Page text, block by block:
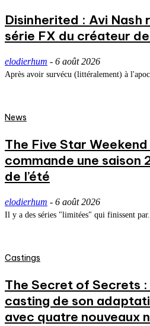
Disinherited : Avi Nash
série FX du créateur
elodierhum - 6 août 2026
Après avoir survécu (littéralement) à
News
The Five Star
commande une saison
de l’été
elodierhum - 6 août 2026
Il y a des séries "limitées" qui finissent
Castings
The Secret of Secrets
casting de son
avec quatre nouveaux